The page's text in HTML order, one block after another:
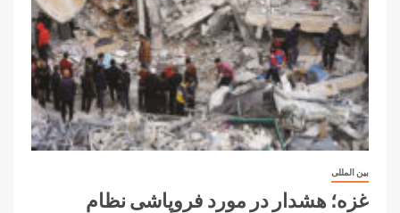
بین المللی
غزه؛ هشدار در مورد فروپاشی نظام